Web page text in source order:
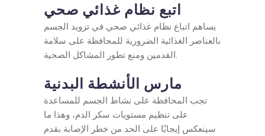
اتبع نظام غذائي صحي
يساهم اتباع نظام غذائي صحي في تزويد الجسم
بالعناصر الغذائية الضرورية للمحافظة على سلامة
القدمين ومنع تطور المشاكل الصحية.
مارس الأنشطة البدنية
تجب المحافظة على نشاط الجسم للمساعدة
على تنظيم مستويات سكر الدم، وهذا ما
سينعكس إيجابًا على الحد من خطر الإصابة بقدم